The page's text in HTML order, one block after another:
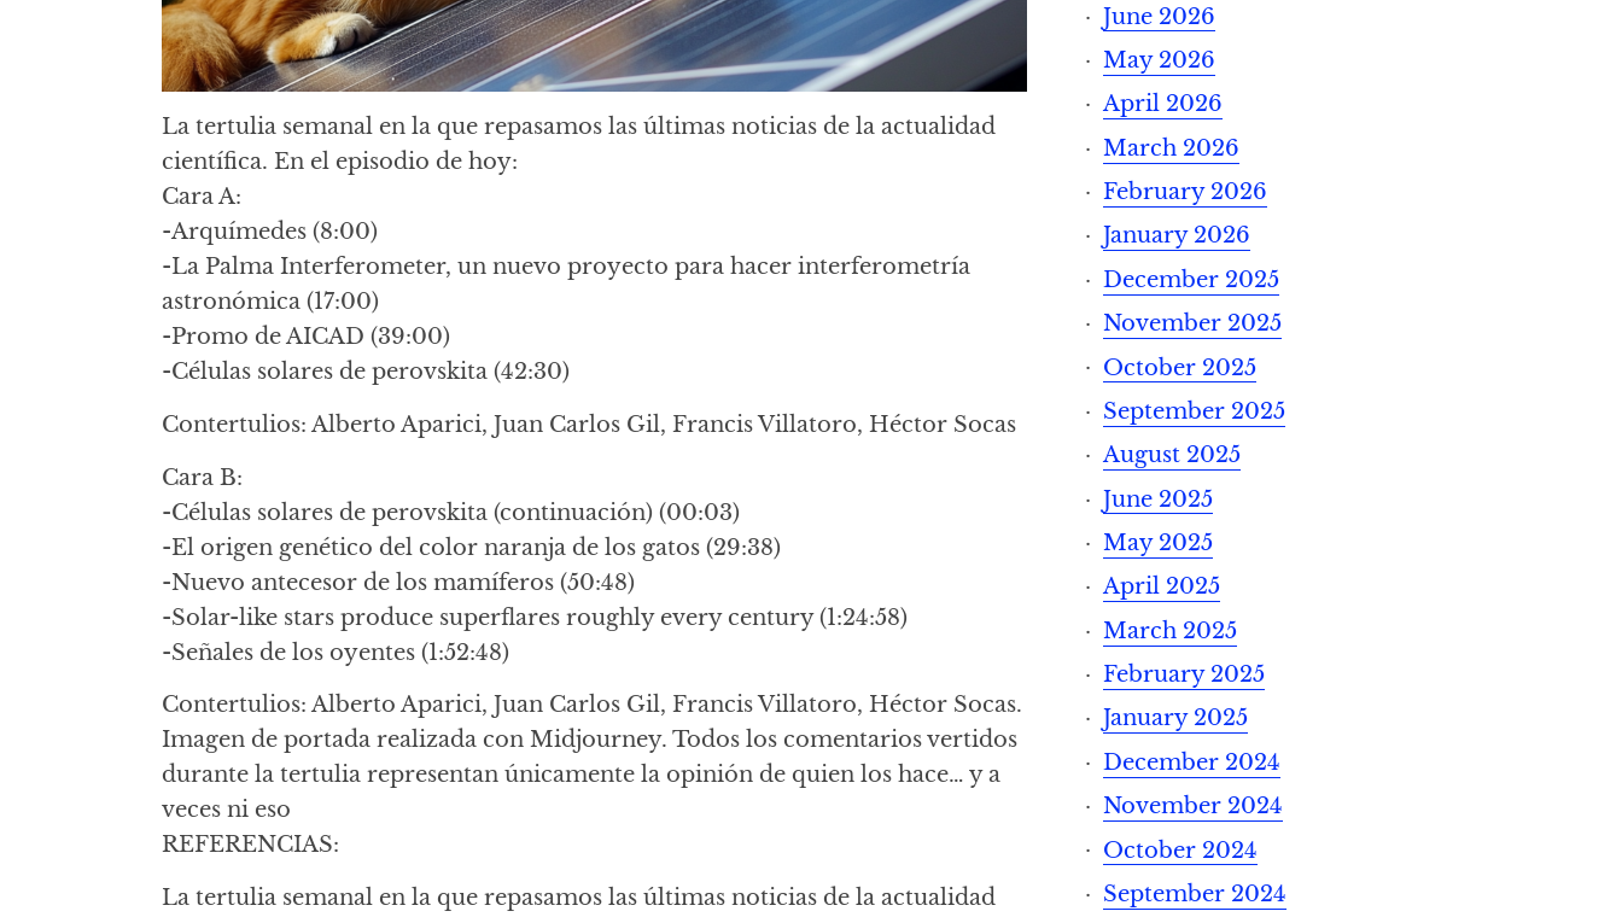
La tertulia semanal en la que repasamos las últimas noticias de la actualidad
científica. En el episodio de hoy:
Cara A:
-Arquímedes (8:00)
-La Palma Interferometer, un nuevo proyecto para hacer interferometría
astronómica (17:00)
-Promo de AICAD (39:00)
-Células solares de perovskita (42:30)
Contertulios: Alberto Aparici, Juan Carlos Gil, Francis Villatoro, Héctor Socas
Cara B:
-Células solares de perovskita (continuación) (00:03)
-El origen genético del color naranja de los gatos (29:38)
-Nuevo antecesor de los mamíferos (50:48)
-Solar-like stars produce superflares roughly every century (1:24:58)
-Señales de los oyentes (1:52:48)
Contertulios: Alberto Aparici, Juan Carlos Gil, Francis Villatoro, Héctor Socas.
Imagen de portada realizada con Midjourney. Todos los comentarios vertidos
durante la tertulia representan únicamente la opinión de quien los hace… y a
veces ni eso
REFERENCIAS:
La tertulia semanal en la que repasamos las últimas noticias de la actualidad
June 2026
May 2026
April 2026
March 2026
February 2026
January 2026
December 2025
November 2025
October 2025
September 2025
August 2025
June 2025
May 2025
April 2025
March 2025
February 2025
January 2025
December 2024
November 2024
October 2024
September 2024